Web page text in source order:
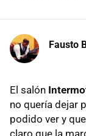
Fausto
El salón
no quería dejar
podido ver y
claro que la